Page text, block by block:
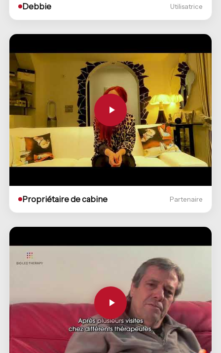
Debbie Utilisatrice
Propriétaire de cabine Partenaire